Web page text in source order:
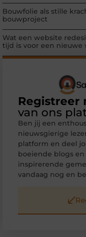
Bouwfolie als stille
bouwproject
Wat een website
tijd is voor een nieuwe
Registreer
van ons
Ben jij een
nieuwsgierige
platform en deel
boeiende blogs en
inspirerende
vandaag nog en